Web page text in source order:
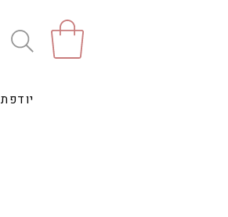
Style יודפת